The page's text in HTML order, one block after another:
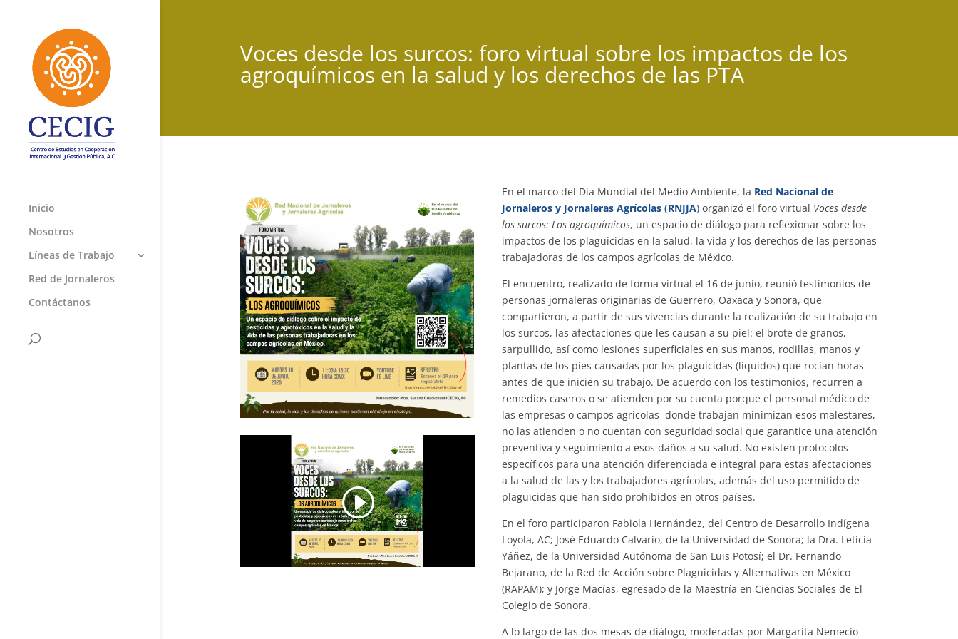
Inicio
Nosotros
Líneas de Trabajo
Red de Jornaleros
Contáctanos
Voces desde los surcos: foro virtual sobre los impactos de los
agroquímicos en la salud y los derechos de las PTA
En el marco del Día Mundial del Medio Ambiente, la Red Nacional de
Jornaleros y Jornaleras Agrícolas (RNJJA)organizó el foro virtual Voces desde
los surcos: Los agroquímicos, un espacio de diálogo para reflexionar sobre los
impactos de los plaguicidas en la salud, la vida y los derechos de las personas
trabajadoras de los campos agrícolas de México.
El encuentro, realizado de forma virtual el 16 de junio, reunió testimonios de
personas jornaleras originarias de Guerrero, Oaxaca y Sonora, que
compartieron, a partir de sus vivencias durante la realización de su trabajo en
los surcos, las afectaciones que les causan a su piel: el brote de granos,
sarpullido, así como lesiones superficiales en sus manos, rodillas, manos y
plantas de los pies causadas por los plaguicidas (líquidos) que rocían horas
antes de que inicien su trabajo. De acuerdo con los testimonios, recurren a
remedios caseros o se atienden por su cuenta porque el personal médico de
las empresas o campos agrícolas donde trabajan minimizan esos malestares,
no las atienden o no cuentan con seguridad social que garantice una atención
preventiva y seguimiento a esos daños a su salud. No existen protocolos
específicos para una atención diferenciada e integral para estas afectaciones
a la salud de las y los trabajadores agrícolas, además del uso permitido de
plaguicidas que han sido prohibidos en otros países.
En el foro participaron Fabiola Hernández, del Centro de Desarrollo Indígena
Loyola, AC; José Eduardo Calvario, de la Universidad de Sonora; la Dra. Leticia
Yáñez, de la Universidad Autónoma de San Luis Potosí; el Dr. Fernando
Bejarano, de la Red de Acción sobre Plaguicidas y Alternativas en México
(RAPAM); y Jorge Macías, egresado de la Maestría en Ciencias Sociales de El
Colegio de Sonora.
A lo largo de las dos mesas de diálogo, moderadas por Margarita Nemecio